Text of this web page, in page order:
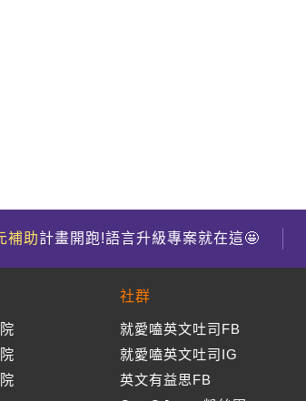
補助計畫開跑!語言升級專案就在這🤩
社群
就愛嗑英文吐司FB
就愛嗑英文吐司IG
英文有益思FB